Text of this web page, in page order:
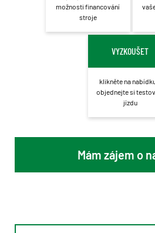
možnosti financování
stroje
VYZKOUŠET
klikněte na
objednejte si
jízdu
Mám zájem o